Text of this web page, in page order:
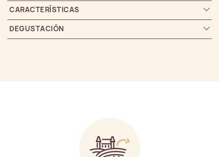
CARACTERÍSTICAS
DEGUSTACIÓN